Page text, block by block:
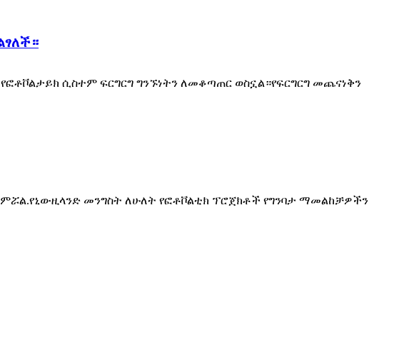
ሲስተም ፍርግርግ ግንኙነትን ለመቆጣጠር ወስኗል።የፍርግርግ መጨናነቅን
መንግስት ለሁለት የፎቶቮልቲክ ፕሮጀክቶች የግንባታ ማመልከቻዎችን